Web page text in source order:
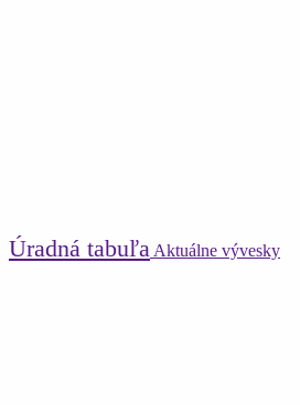
Úradná tabuľa Aktuálne vývesky